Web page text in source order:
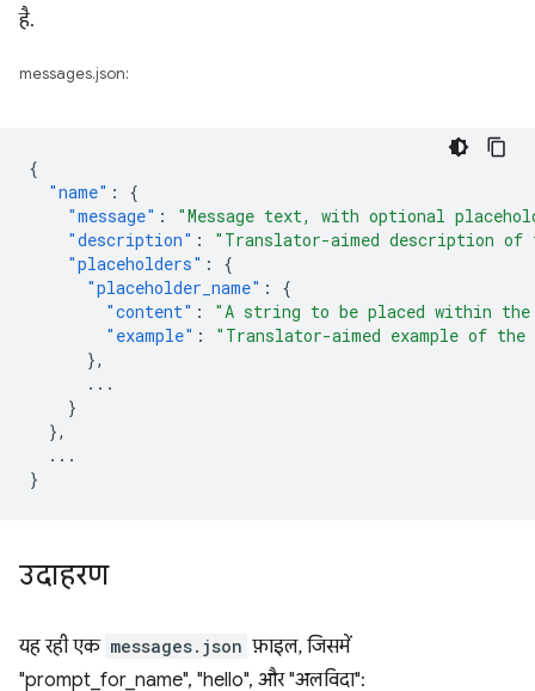
है.
messages.json:
{
"name" :
{
"message" :
"Message text, with optional
"description" :
"Translator-aimed description of
"placeholders" :
{
"placeholder_name" :
{
"content" :
"A string to be placed within the
"example" :
"Translator-aimed example of
},
...
}
},
...
}
उदाहरण
यह रही एक messages.json फ़ाइल, जिसमें
"prompt_for_name", "hello", और "अलविदा":